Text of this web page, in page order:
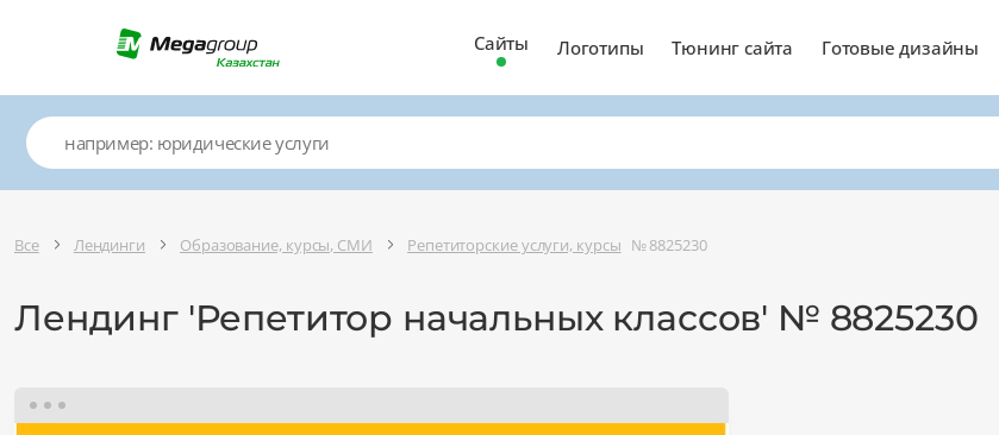
Сайты Логотипы Тюнинг сайта Готовые дизайны
Все Лендинги Образование, курсы, СМИ Репетиторские услуги, курсы № 8825230
Лендинг 'Репетитор начальных классов' № 8825230